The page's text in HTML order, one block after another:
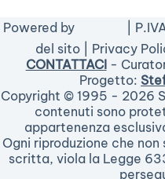
Ravello, (solo a 4,5km di
distanza), è a soli metri 50
dalla […]
Powered by |
del sito
Privacy
CONTATTACI-
Progetto:
Copyright © 1995 - 2026
contenuti sono
appartenenza
Ogni riproduzione che
scritta, viola la Legge